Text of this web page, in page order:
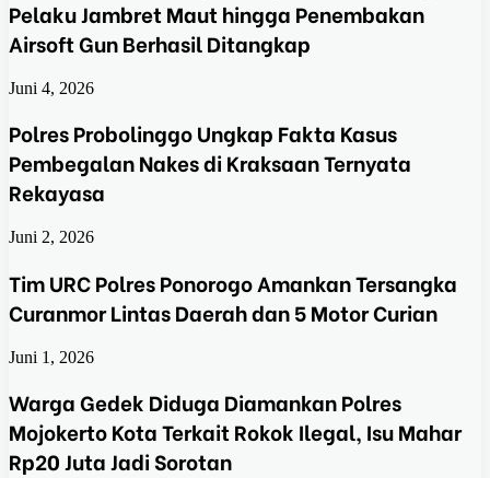
Pelaku Jambret Maut hingga Penembakan
Airsoft Gun Berhasil Ditangkap
Juni 4, 2026
Polres Probolinggo Ungkap Fakta Kasus
Pembegalan Nakes di Kraksaan Ternyata
Rekayasa
Juni 2, 2026
Tim URC Polres Ponorogo Amankan Tersangka
Curanmor Lintas Daerah dan 5 Motor Curian
Juni 1, 2026
Warga Gedek Diduga Diamankan Polres
Mojokerto Kota Terkait Rokok Ilegal, Isu Mahar
Rp20 Juta Jadi Sorotan